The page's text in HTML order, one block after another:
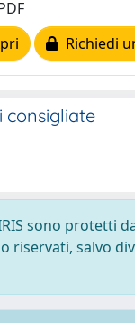
Richiedi
consigliate
sono protetti
riservati, salvo